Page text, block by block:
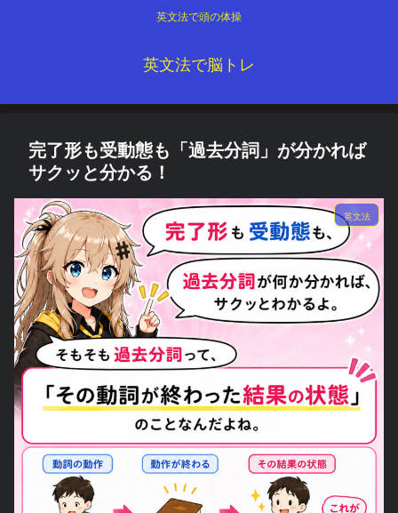
英文法で頭の体操
英文法で脳トレ
完了形も受動態も「過去分詞」が分かれば
サクッと分かる！
英文法